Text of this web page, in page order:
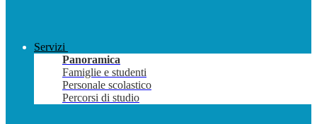
Servizi
Panoramica
Famiglie e studenti
Personale scolastico
Percorsi di studio